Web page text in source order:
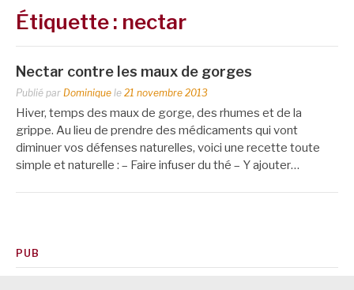
Étiquette : nectar
Nectar contre les maux de gorges
Publié par Dominique le 21 novembre 2013
Hiver, temps des maux de gorge, des rhumes et de la
grippe. Au lieu de prendre des médicaments qui vont
diminuer vos défenses naturelles, voici une recette toute
simple et naturelle : – Faire infuser du thé – Y ajouter…
PUB